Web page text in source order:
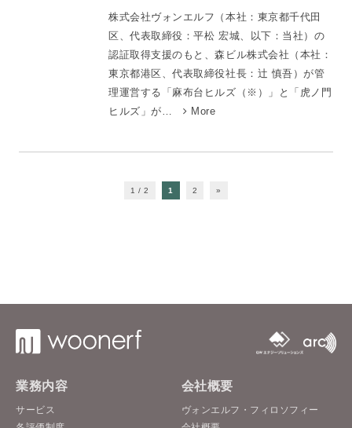
株式会社ヴォンエルフ（本社：東京都千代田
区、代表取締役：平松 宏城、以下：当社）の
認証取得支援のもと、森ビル株式会社（本社：
東京都港区、代表取締役社長：辻󠄀 慎吾）が管
理運営する「麻布台ヒルズ（※）」と「虎ノ門
ヒルズ」が…
More
1 / 2 1 2 »
業務内容
サービス
会社概要
ヴォンエルフ・フィロソフィー